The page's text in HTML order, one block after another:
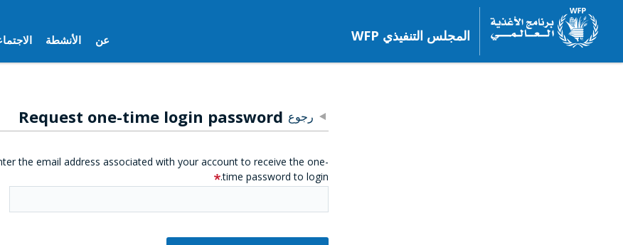
المجلس التنفيذي WFP عن الأنشطة
رجوع Request one-time login password
the email address associated with your account to receive the one-
time password to login.